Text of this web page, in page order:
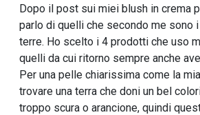
Dopo il post sui miei blush in crema
parlo di quelli che secondo me sono
terre. Ho scelto i 4 prodotti che uso
quelli da cui ritorno sempre anche
Per una pelle chiarissima come la
trovare una terra che doni un bel
troppo scura o arancione, quindi